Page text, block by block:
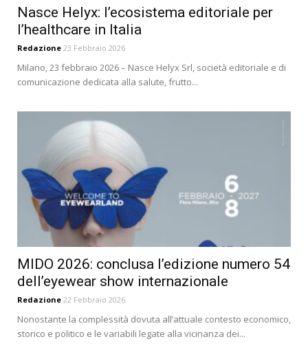
Nasce Helyx: l’ecosistema editoriale per
l’healthcare in Italia
Redazione 23 Febbraio 2026
Milano, 23 febbraio 2026 – Nasce Helyx Srl, società editoriale e di
comunicazione dedicata alla salute, frutto...
MIDO 2026: conclusa l’edizione numero 54
dell’eyewear show internazionale
Redazione 22 Febbraio 2026
Nonostante la complessità dovuta all’attuale contesto economico,
storico e politico e le variabili legate alla vicinanza dei...